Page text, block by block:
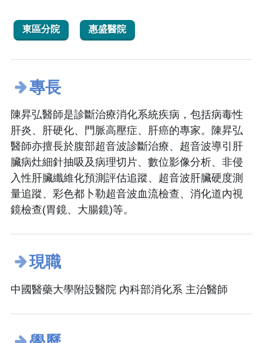
東區分院 惠盛醫院
專長
陳昇弘醫師是診斷治療消化系統疾病，包括病毒性
肝炎、肝硬化、門脈高壓症、肝癌的專家。陳昇弘
醫師亦擅長於腹部超音波診斷治療、超音波導引肝
臟病灶細針抽吸及病理切片、數位影像分析、非侵
入性肝臟纖維化預測評估追蹤、超音波肝臟硬度測
量追蹤、彩色都卜勒超音波血流檢查、消化道內視
鏡檢查(胃鏡、大腸鏡)等。
現職
中國醫藥大學附設醫院 內科部消化系 主治醫師